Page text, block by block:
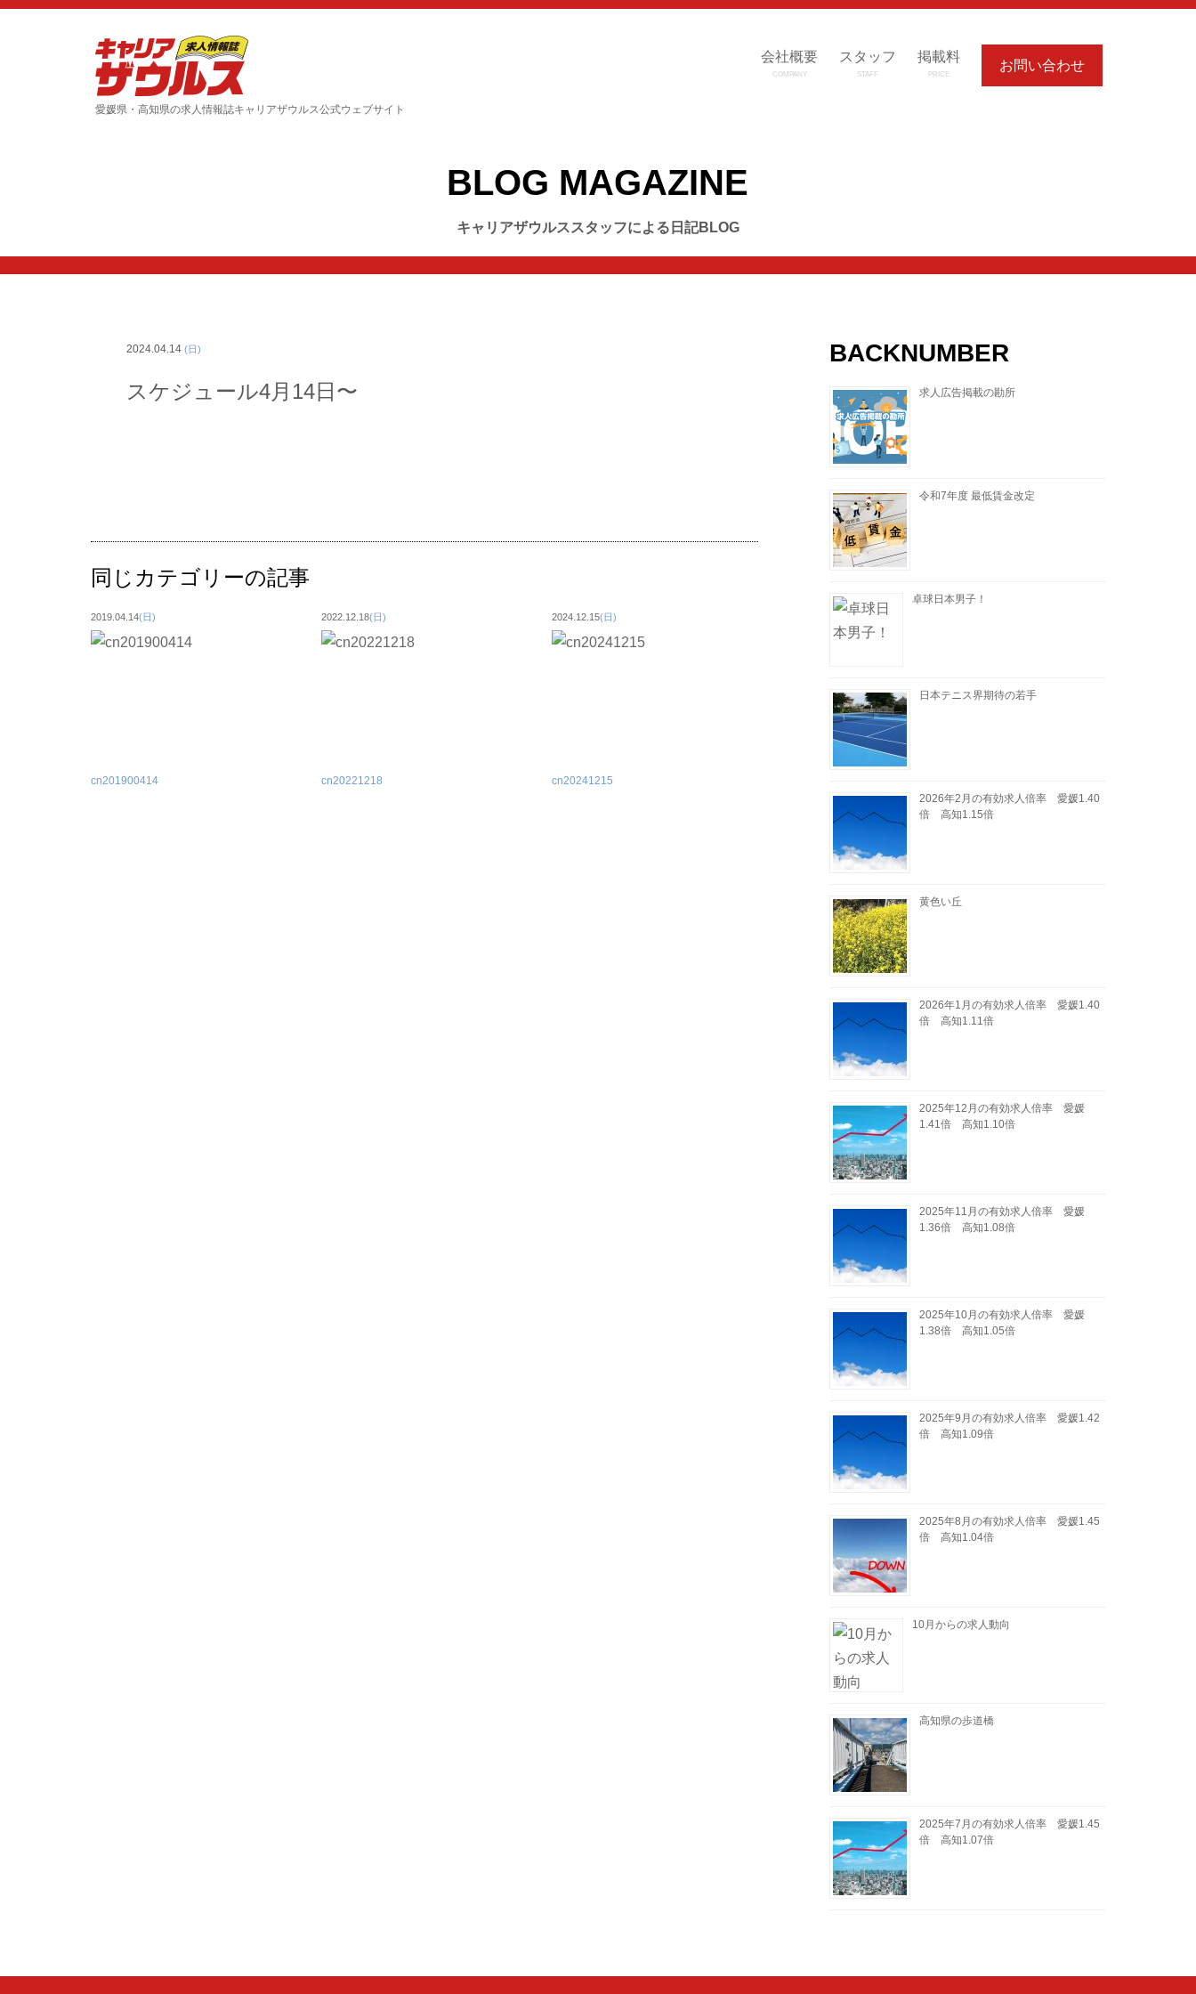
愛媛県・高知県の求人情報誌キャリアザウルス公式ウェブサイト
会社概要
COMPANY
スタッフ
STAFF
掲載料
PRICE
お問い合わせ
BLOG MAGAZINE
キャリアザウルススタッフによる日記BLOG
2024.04.14 (日)
スケジュール4月14日〜
同じカテゴリーの記事
2019.04.14(日)
cn201900414
2022.12.18(日)
cn20221218
2024.12.15(日)
cn20241215
BACKNUMBER
求人広告掲載の勘所
令和7年度 最低賃金改定
卓球日本男子！
日本テニス界期待の若手
2026年2月の有効求人倍率 愛媛1.40
倍 高知1.15倍
黄色い丘
2026年1月の有効求人倍率 愛媛1.40
倍 高知1.11倍
2025年12月の有効求人倍率 愛媛
1.41倍 高知1.10倍
2025年11月の有効求人倍率 愛媛
1.36倍 高知1.08倍
2025年10月の有効求人倍率 愛媛
1.38倍 高知1.05倍
2025年9月の有効求人倍率 愛媛1.42
倍 高知1.09倍
2025年8月の有効求人倍率 愛媛1.45
倍 高知1.04倍
10月からの求人動向
高知県の歩道橋
2025年7月の有効求人倍率 愛媛1.45
倍 高知1.07倍